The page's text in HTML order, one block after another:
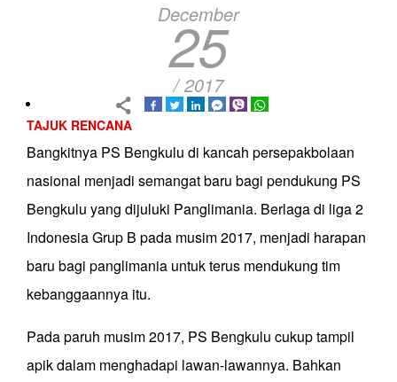
December
25
/ 2017
TAJUK RENCANA
Bangkitnya PS Bengkulu di kancah persepakbolaan
nasional menjadi semangat baru bagi pendukung PS
Bengkulu yang dijuluki Panglimania. Berlaga di liga 2
Indonesia Grup B pada musim 2017, menjadi harapan
baru bagi panglimania untuk terus mendukung tim
kebanggaannya itu.
Pada paruh musim 2017, PS Bengkulu cukup tampil
apik dalam menghadapi lawan-lawannya. Bahkan